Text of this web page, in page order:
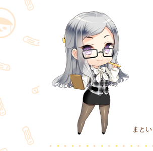
まとい